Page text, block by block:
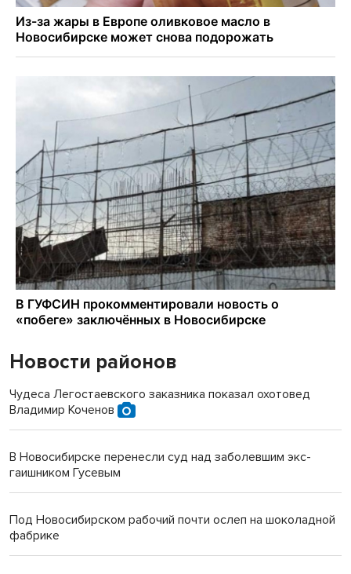
Новости районов
Чудеса Легостаевского заказника показал охотовед
Владимир Коченов
В Новосибирске перенесли суд над заболевшим экс-
гаишником Гусевым
Под Новосибирском рабочий почти ослеп на шоколадной
фабрике